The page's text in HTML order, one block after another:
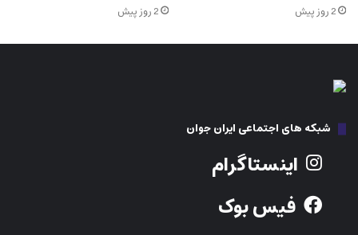
2 روز پیش 2 روز پیش
شبکه های اجتماعی ایران جوان
اینستاگرام
فیس بوک